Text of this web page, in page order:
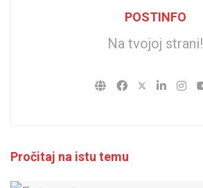
POSTINFO
Na tvojoj strani!
Pročitaj na istu temu